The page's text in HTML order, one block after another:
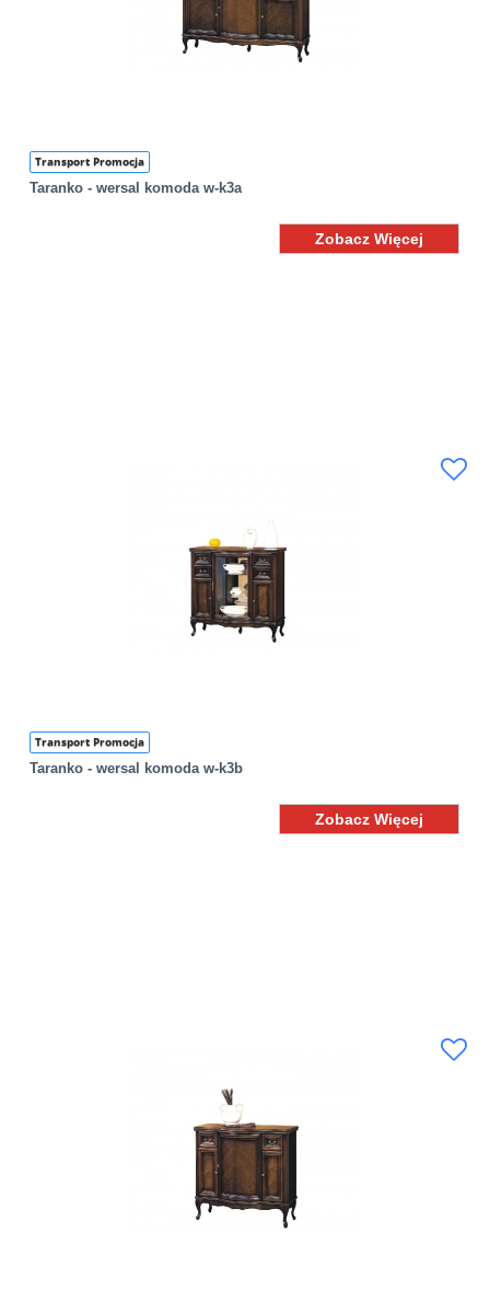
Transport Promocja
Taranko - wersal komoda w-k3a
Zobacz Więcej
Transport Promocja
Taranko - wersal komoda w-k3b
Zobacz Więcej